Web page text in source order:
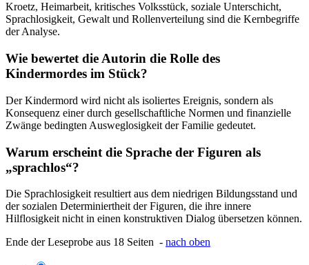
Kroetz, Heimarbeit, kritisches Volksstück, soziale Unterschicht,
Sprachlosigkeit, Gewalt und Rollenverteilung sind die Kernbegriffe
der Analyse.
Wie bewertet die Autorin die Rolle des
Kindermordes im Stück?
Der Kindermord wird nicht als isoliertes Ereignis, sondern als
Konsequenz einer durch gesellschaftliche Normen und finanzielle
Zwänge bedingten Ausweglosigkeit der Familie gedeutet.
Warum erscheint die Sprache der Figuren als
„sprachlos“?
Die Sprachlosigkeit resultiert aus dem niedrigen Bildungsstand und
der sozialen Determiniertheit der Figuren, die ihre innere
Hilflosigkeit nicht in einen konstruktiven Dialog übersetzen können.
Ende der Leseprobe aus 18 Seiten - nach oben